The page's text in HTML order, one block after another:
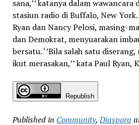
sana,’’ katanya dalam wawancara
stasiun radio di Buffalo, New
Ryan dan Nancy Pelosi, masing-
dan Demokrat, menyuarakan
bersatu. ‘’Bila salah satu
ikut merasakan,’’ kata Paul Ryan,
Republish
Published in Community,Diaspora